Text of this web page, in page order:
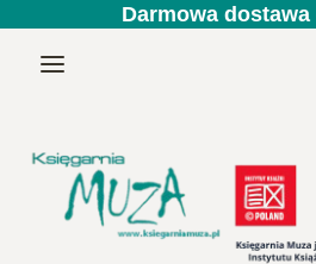
Darmowa dostawa
Menu